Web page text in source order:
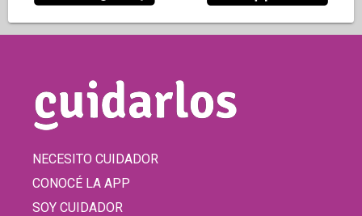
NECESITO CUIDADOR
CONOCÉ LA APP
SOY CUIDADOR